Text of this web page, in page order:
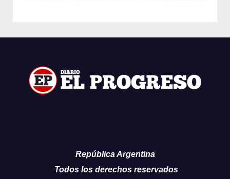
República Argentina
Todos los derechos reservados